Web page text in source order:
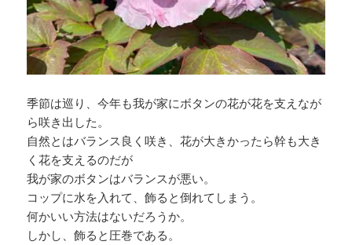
季節は巡り、今年も我が家にボタンの花が花を支えなが
ら咲き出した。
自然とはバランス良く咲き、花が大きかったら幹も大き
く花を支えるのだが
我が家のボタンはバランスが悪い。
コップに水を入れて、飾ると倒れてしまう。
何かいい方法はないだろうか。
しかし、飾ると圧巻である。